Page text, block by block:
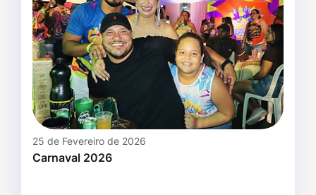
25 de Fevereiro de 2026
Carnaval 2026